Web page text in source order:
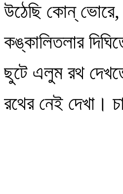
উঠেছি কোন্‌
কঙ্কালিতলার
ছুটে এলুম রথ
রথের নেই দেখা।